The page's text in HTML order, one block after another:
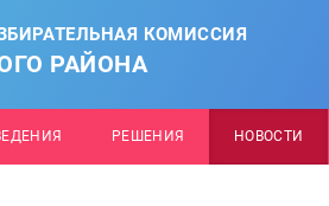
КОМИССИЯ
РАЙОНА
РЕШЕНИЯ НОВОСТИ